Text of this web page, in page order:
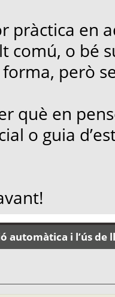
pràctica en
comú, o bé
però
què en
o guia
automàtica i l’ús de